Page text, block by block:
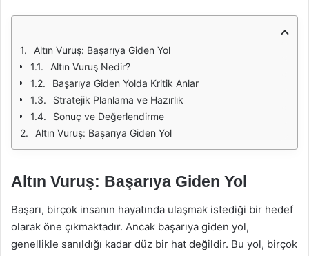
Altın Vuruş: Başarıya Giden Yol
Altın Vuruş Nedir?
Başarıya Giden Yolda Kritik Anlar
Stratejik Planlama ve Hazırlık
Sonuç ve Değerlendirme
Altın Vuruş: Başarıya Giden Yol
Altın Vuruş: Başarıya Giden Yol
Başarı, birçok insanın hayatında ulaşmak istediği bir hedef
olarak öne çıkmaktadır. Ancak başarıya giden yol,
genellikle sanıldığı kadar düz bir hat değildir. Bu yol, birçok